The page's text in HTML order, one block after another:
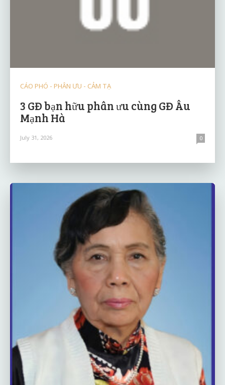
CÁO PHÓ - PHÂN ƯU - CẢM TẠ
3 GĐ bạn hữu phân ưu cùng GĐ Âu
Mạnh Hà
July 31, 2026 0